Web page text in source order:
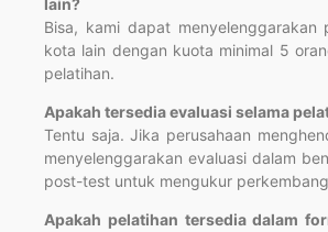
Bisa, kami dapat menyelenggarakan
kota lain dengan kuota minimal 5
pelatihan.
Apakah tersedia evaluasi selama
Tentu saja. Jika perusahaan
menyelenggarakan evaluasi dalam
post-test untuk mengukur
Apakah pelatihan tersedia dalam